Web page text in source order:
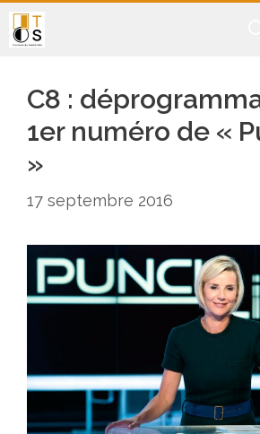
Aller
au
C8 :
1er numéro de «
»
17 septembre 2016